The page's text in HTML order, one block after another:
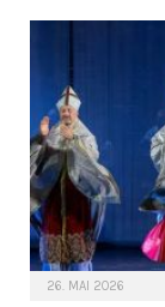
26. MAI 2026